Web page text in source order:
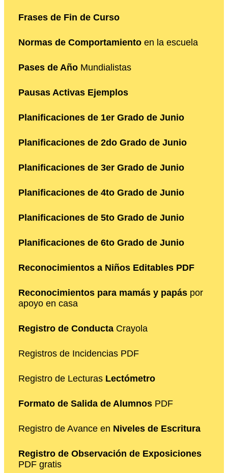
Frases de Fin de Curso
Normas de Comportamiento en la escuela
Pases de Año Mundialistas
Pausas Activas Ejemplos
Planificaciones de 1er Grado de Junio
Planificaciones de 2do Grado de Junio
Planificaciones de 3er Grado de Junio
Planificaciones de 4to Grado de Junio
Planificaciones de 5to Grado de Junio
Planificaciones de 6to Grado de Junio
Reconocimientos a Niños Editables PDF
Reconocimientos para mamás y papás por
apoyo en casa
Registro de Conducta Crayola
Registros de Incidencias PDF
Registro de Lecturas Lectómetro
Formato de Salida de Alumnos PDF
Registro de Avance en Niveles de Escritura
Registro de Observación de Exposiciones
PDF gratis